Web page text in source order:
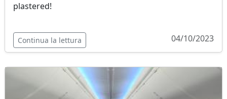
plastered!
Continua la lettura 04/10/2023